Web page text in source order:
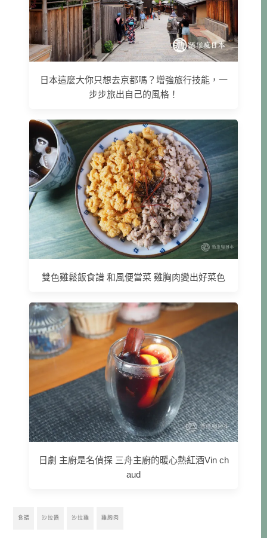
日本這麼大你只想去京都嗎？增強旅行技能，一
步步旅出自己的風格！
雙色雞鬆飯食譜 和風便當菜 雞胸肉變出好菜色
日劇 主廚是名偵探 三舟主廚的暖心熱紅酒Vin ch
aud
食譜 沙拉醬 沙拉雞 雞胸肉